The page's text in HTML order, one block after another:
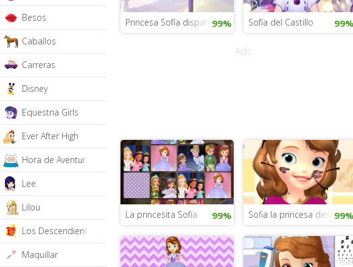
Besos
Caballos
Carreras
Disney
Equestria Girls
Ever After High
Hora de Aventura
Lee
Lilou
Los Descendientes
Maquillar
Princesa Sofía dispara burbujas
99% Sofía del Castillo 99%
Ads
La princesita Sofía 99% Sofia la princesa desastre
99%